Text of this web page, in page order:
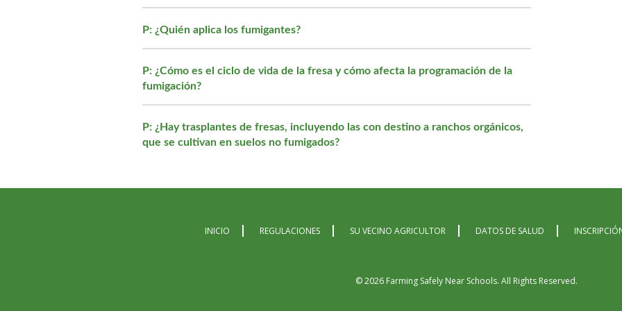
P: ¿Quién aplica los fumigantes?
P: ¿Cómo es el ciclo de vida de la fresa y cómo afecta la programación de la
fumigación?
P: ¿Hay trasplantes de fresas, incluyendo las con destino a ranchos orgánicos,
que se cultivan en suelos no fumigados?
INICIO REGULACIONES SU VECINO AGRICULTOR DATOS DE SALUD
© 2026 Farming Safely Near Schools. All Rights Reserved.